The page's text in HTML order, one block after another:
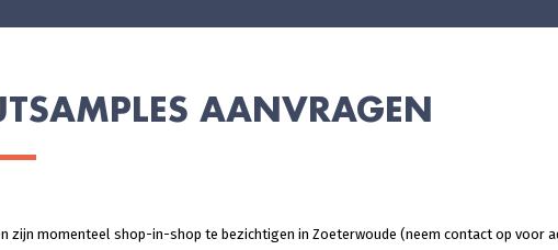
AANVRAGEN
zijn momenteel shop-in-shop te bezichtigen in Zoeterwoude (neem contact op voor